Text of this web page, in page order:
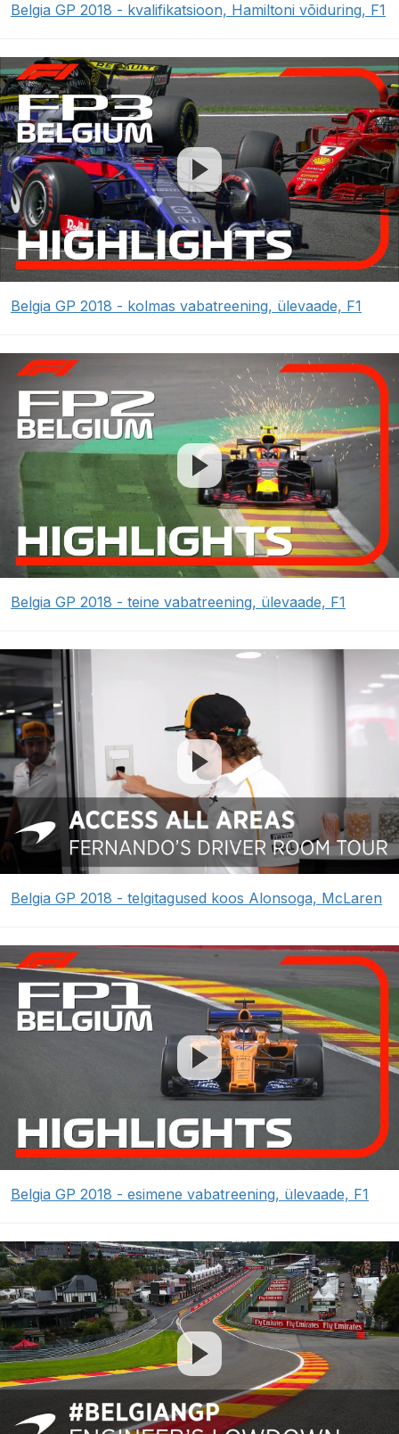
Belgia GP 2018 - kvalifikatsioon, Hamiltoni võiduring, F1
Belgia GP 2018 - kolmas vabatreening, ülevaade, F1
Belgia GP 2018 - teine vabatreening, ülevaade, F1
Belgia GP 2018 - telgitagused koos Alonsoga, McLaren
Belgia GP 2018 - esimene vabatreening, ülevaade, F1